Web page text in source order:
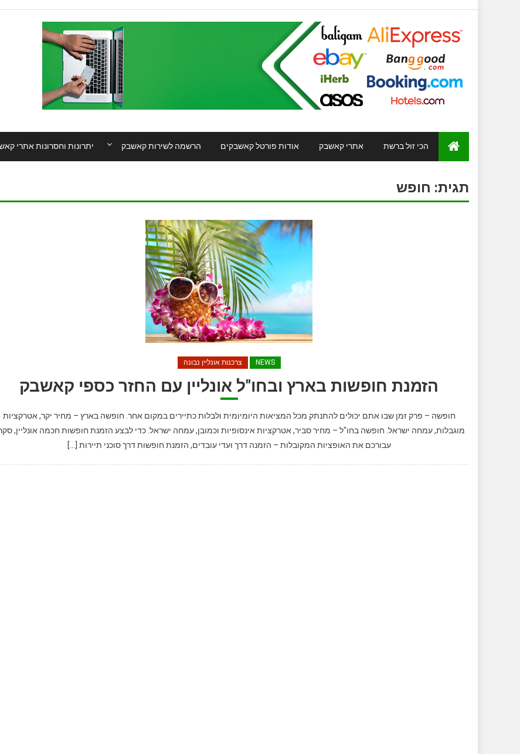
יתרונות וחסרונות אתרי הרשמה לשירות קאשבק אודות פורטל קאשבקים אתרי קאשבק הכי זול ברשת
תגית: חופש
NEWS צרכנות אונליין נבונה
הזמנת חופשות בארץ ובחו"ל אונליין עם החזר כספי קאשבק
חופשה – פרק זמן שבו אתם יכולים להתנתק מכל המציאות היומיומית ולבלות כתיירים במקום אחר. חופשה בארץ – מחיר יקר, אטרקציות
מוגבלות, עמחה ישראל. חופשה בחו"ל – מחיר סביר, אטרקציות אינסופיות וכמובן, עמחה ישראל. כדי לבצע הזמנת חופשות חכמה אונליין,
עבורכם את האופציות המקובלות – הזמנה דרך ועדי עובדים, הזמנת חופשות דרך סוכני תיירות […]